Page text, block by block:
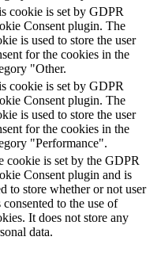
cookie is set by GDPR
Consent plugin. The
is used to store the user
for the cookies in the
"Other.
cookie is set by GDPR
Consent plugin. The
is used to store the user
for the cookies in the
"Performance".
cookie is set by the GDPR
Consent plugin and is
to store whether or not user
consented to the use of
It does not store any
data.